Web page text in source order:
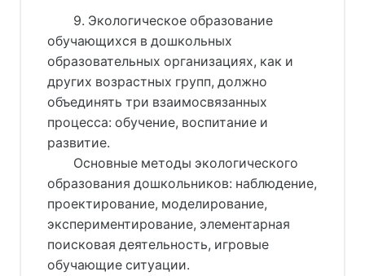
9. Экологическое образование
обучающихся в дошкольных
образовательных организациях, как и
других возрастных групп, должно
объединять три взаимосвязанных
процесса: обучение, воспитание и
развитие.
Основные методы экологического
образования дошкольников: наблюдение,
проектирование, моделирование,
экспериментирование, элементарная
поисковая деятельность, игровые
обучающие ситуации.